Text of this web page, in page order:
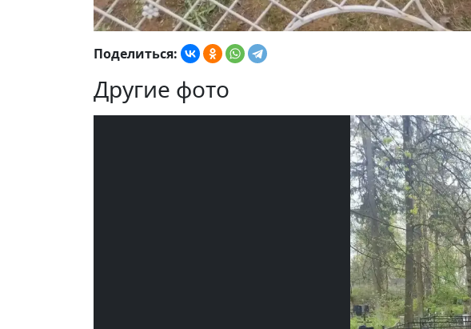
Поделиться:
Другие фото